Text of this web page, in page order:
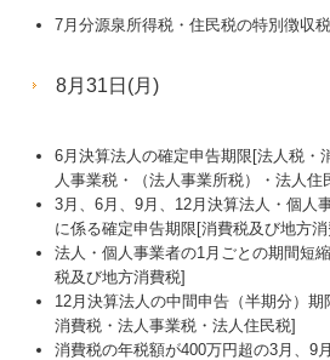
7月分源泉所得税・住民税の特別徴収
8月31日(月)
6月決算法人の確定申告期限[法人税・
人事業税・（法人事業所税）・法人住
3月、6月、9月、12月決算法人・個人
に係る確定申告期限[消費税及び地方消
法人・個人事業者の1月ごとの期間短
税及び地方消費税]
12月決算法人の中間申告（半期分）
消費税・法人事業税・法人住民税]
消費税の年税額が400万円超の3月、9